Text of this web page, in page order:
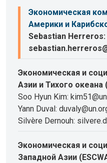
Экономическая
Америки и
Sebastian Herreros:
Экономическая и
Азии и Тихого океана
Soo Hyun Kim:
Yann Duval:
Silvère Dernouh:
Экономическая и
Западной Азии